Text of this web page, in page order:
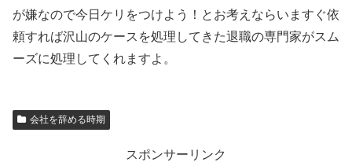
が嫌なので今日ケリをつけよう！とお考えならいますぐ依
頼すれば沢山のケースを処理してきた退職の専門家がスム
ーズに処理してくれますよ。
会社を辞める時期
スポンサーリンク